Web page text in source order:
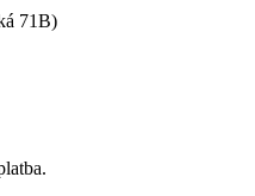
71B)